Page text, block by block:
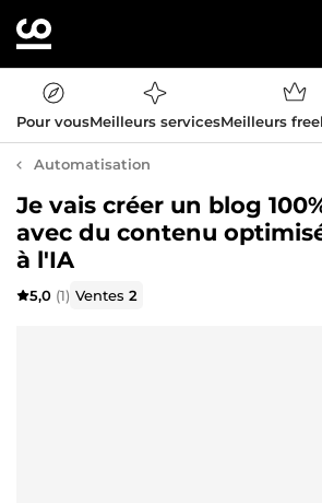
Pour vousMeilleurs servicesMeilleurs
Automatisation
Je vais créer un blog
avec du contenu
à l'IA
5,0 (1) Ventes2